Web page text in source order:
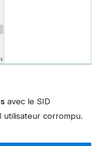
avec le SID
corrompu.